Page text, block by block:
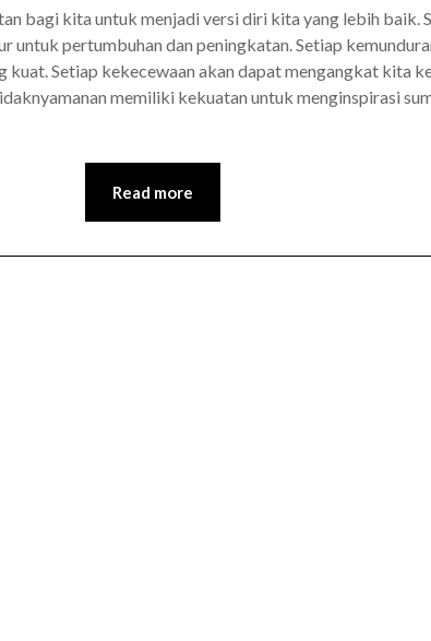
bagi kita untuk menjadi versi diri kita yang lebih baik.
untuk pertumbuhan dan peningkatan. Setiap
kuat. Setiap kekecewaan akan dapat mengangkat kita
memiliki kekuatan untuk menginspirasi
Read more